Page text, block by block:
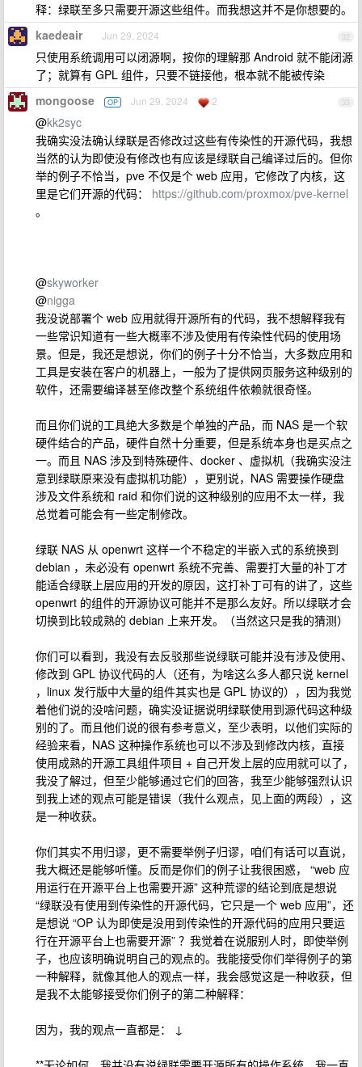
释：绿联至多只需要开源这些组件。而我想这并不是你想要的。
32
kaedeair Jun 29, 2024
只使用系统调用可以闭源啊，按你的理解那 Android 就不能闭源
了；就算有 GPL 组件，只要不链接他，根本就不能被传染
33
mongoose OP Jun 29, 2024 2
@kk2syc
我确实没法确认绿联是否修改过这些有传染性的开源代码，我想
当然的认为即使没有修改也有应该是绿联自己编译过后的。但你
举的例子不恰当，pve 不仅是个 web 应用，它修改了内核，这
里是它们开源的代码： https://github.com/proxmox/pve-kernel
。
@skyworker
@nigga
我没说部署个 web 应用就得开源所有的代码，我不想解释我有
一些常识知道有一些大概率不涉及使用有传染性代码的使用场
景。但是，我还是想说，你们的例子十分不恰当，大多数应用和
工具是安装在客户的机器上，一般为了提供网页服务这种级别的
软件，还需要编译甚至修改整个系统组件依赖就很奇怪。
而且你们说的工具绝大多数是个单独的产品，而 NAS 是一个软
硬件结合的产品，硬件自然十分重要，但是系统本身也是买点之
一。而且 NAS 涉及到特殊硬件、docker 、虚拟机（我确实没注
意到绿联原来没有虚拟机功能），更别说，NAS 需要操作硬盘
涉及文件系统和 raid 和你们说的这种级别的应用不太一样，我
总觉着可能会有一些定制修改。
绿联 NAS 从 openwrt 这样一个不稳定的半嵌入式的系统换到
debian ，未必没有 openwrt 系统不完善、需要打大量的补丁才
能适合绿联上层应用的开发的原因，这打补丁可有的讲了，这些
openwrt 的组件的开源协议可能并不是那么友好。所以绿联才会
切换到比较成熟的 debian 上来开发。（当然这只是我的猜测）
你们可以看到，我没有去反驳那些说绿联可能并没有涉及使用、
修改到 GPL 协议代码的人（还有，为啥这么多人都只说 kernel
，linux 发行版中大量的组件其实也是 GPL 协议的），因为我觉
着他们说的没啥问题，确实没证据说明绿联使用到源代码这种级
别的了。而且他们说的很有参考意义，至少表明，以他们实际的
经验来看，NAS 这种操作系统也可以不涉及到修改内核，直接
使用成熟的开源工具组件项目 + 自己开发上层的应用就可以了，
我没了解过，但至少能够通过它们的回答，我至少能够强烈认识
到我上述的观点可能是错误（我什么观点，见上面的两段），这
是一种收获。
你们其实不用归谬，更不需要举例子归谬，咱们有话可以直说，
我大概还是能够听懂。反而是你们的例子让我很困惑， “web 应
用运行在开源平台上也需要开源” 这种荒谬的结论到底是想说
“绿联没有使用到传染性的开源代码，它只是一个 web 应用”，还
是想说 “OP 认为即使是没用到传染性的开源代码的应用只要运
行在开源平台上也需要开源” ？我觉着在说服别人时，即使举例
子，也应该明确说明自己的观点的。我能接受你们举得例子的第
一种解释，就像其他人的观点一样，我会感觉这是一种收获，但
是我不太能够接受你们例子的第二种解释：
因为，我的观点一直都是： ↓